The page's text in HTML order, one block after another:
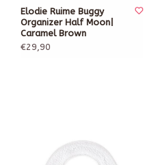
Elodie Ruime Buggy
Organizer Half Moon|
Caramel Brown
€29,90